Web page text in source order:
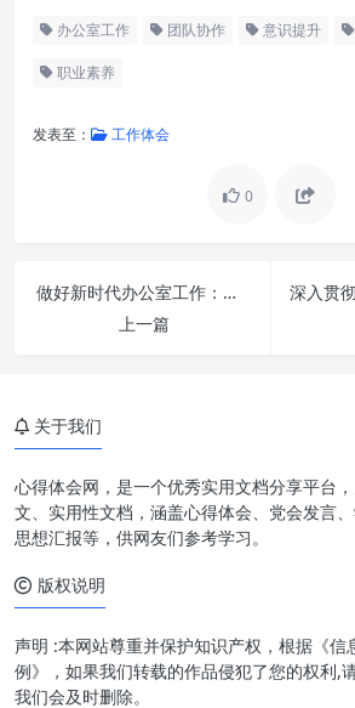
办公室工作 团队协作 意识提升
职业素养
发表至： 工作体会
0
做好新时代办公室工作：紧紧扭住“三根针”，构建高效协作新范式
上一篇
大局意识：高瞻
四大意识的协同
关于我们
心得体会网，是一个优秀实用文档分享平台
文、实用性文档，涵盖心得体会、党会发言、
思想汇报等，供网友们参考学习。
版权说明
声明 :本网站尊重并保护知识产权，根据《信
例》，如果我们转载的作品侵犯了您的权利,
我们会及时删除。